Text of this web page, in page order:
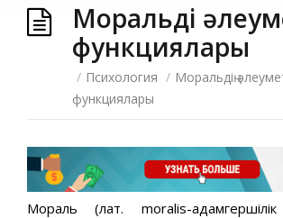
Моральдің
функциялары
/ Психология / Моральдің
функциялары
Мораль (лат. moralis-